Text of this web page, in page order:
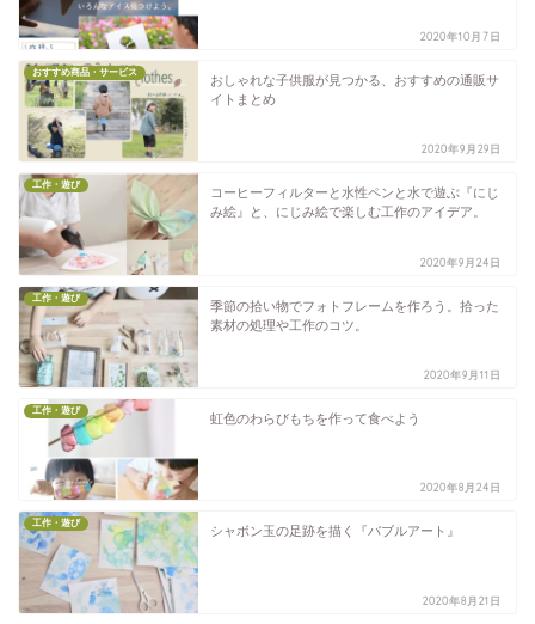
2020年10月7日
おすすめ商品・サービス
おしゃれな子供服が見つかる、おすすめの通販サ
イトまとめ
2020年9月29日
工作・遊び
コーヒーフィルターと水性ペンと水で遊ぶ『にじ
み絵』と、にじみ絵で楽しむ工作のアイデア。
2020年9月24日
工作・遊び
季節の拾い物でフォトフレームを作ろう。拾った
素材の処理や工作のコツ。
2020年9月11日
工作・遊び
虹色のわらびもちを作って食べよう
2020年8月24日
工作・遊び
シャボン玉の足跡を描く『バブルアート』
2020年8月21日